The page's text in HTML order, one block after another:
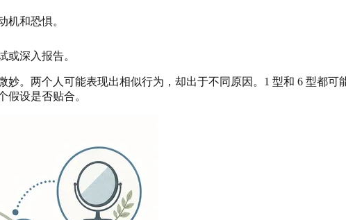
机和恐惧。
或深入报告。
。两个人可能表现出相似行为，却出于不同原因。1 型和 6 型都
假设是否贴合。